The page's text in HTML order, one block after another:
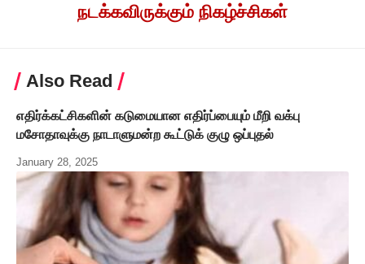
நடக்கவிருக்கும் நிகழ்ச்சிகள்
Also Read
எதிர்க்கட்சிகளின் கடுமையான எதிர்ப்பையும் மீறி வக்பு
மசோதாவுக்கு நாடாளுமன்ற கூட்டுக் குழு ஒப்புதல்
January 28, 2025